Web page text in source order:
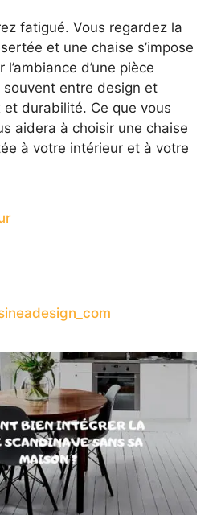
fatigué. Vous regardez la
et une chaise s’impose
d’une pièce
souvent entre design et
durabilité. Ce que vous
aidera à choisir une chaise
à votre intérieur et à votre